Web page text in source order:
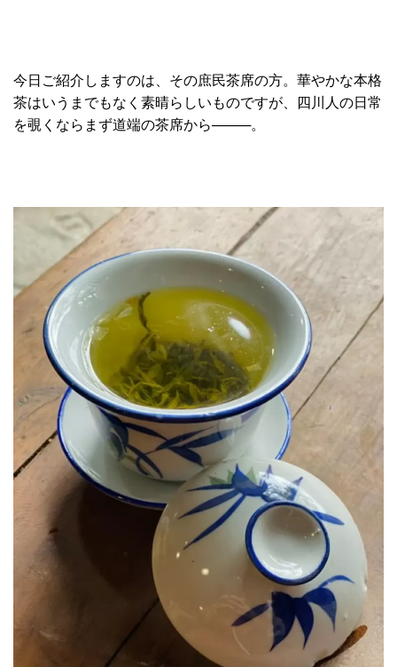
今日ご紹介しますのは、その庶民茶席の方。華やかな本格
茶はいうまでもなく素晴らしいものですが、四川人の日常
を覗くならまず道端の茶席から────。